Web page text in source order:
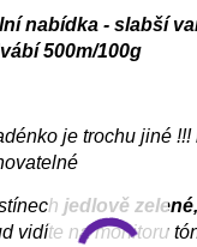
nabídka - slabší
500m/100g
je trochu jiné !!!
jedlově
vidíte na monitoru